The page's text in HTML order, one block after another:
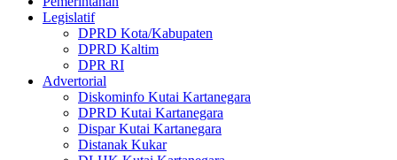
Legislatif
DPRD Kota/Kabupaten
DPRD Kaltim
DPR RI
Advertorial
Diskominfo Kutai Kartanegara
DPRD Kutai Kartanegara
Dispar Kutai Kartanegara
Distanak Kukar